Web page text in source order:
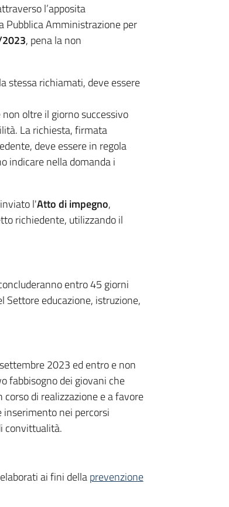
l’apposita
Pubblica Amministrazione per
, pena la non
stessa richiamati, deve essere
oltre il giorno successivo
La richiesta, firmata
deve essere in regola
indicare nella domanda i
l'Atto di impegno,
richiedente, utilizzando il
entro 45 giorni
Settore educazione, istruzione,
2023 ed entro e non
fabbisogno dei giovani che
di realizzazione e a favore
nei percorsi
convittualità.
ai fini dellaprevenzione